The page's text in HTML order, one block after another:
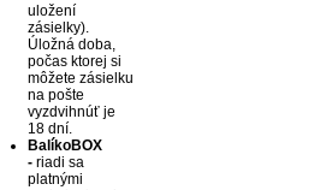
uložení
zásielky).
Úložná doba,
počas ktorej si
môžete zásielku
na pošte
vyzdvihnúť je
18 dní.
BalíkoBOX
- riadi sa
platnými